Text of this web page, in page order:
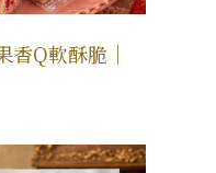
Q軟酥脆｜